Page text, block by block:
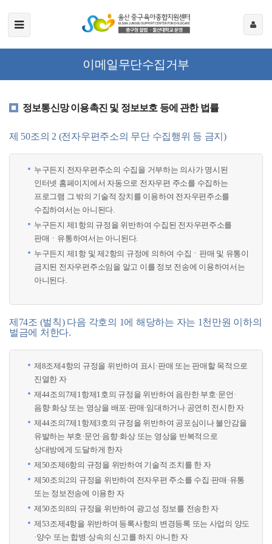
이메일무단수집거부
정보통신망 이용촉진 및 정보보호 등에 관한 법률
제 50조의 2 (전자우편주소의 무단 수집행위 등 금지)
누구든지 전자우편주소의 수집을 거부하는 의사가 명시된
인터넷 홈페이지에서 자동으로 전자우편 주소를 수집하는
프로그램 그 밖의 기술적 장치를 이용하여 전자우편주소를
수집하여서는 아니된다.
누구든지 제1항의 규정을 위반하여 수집된 전자우편주소를
판매ㆍ유통하여서는 아니된다.
누구든지 제1항 및 제2항의 규정에 의하여 수집ㆍ판매 및 유통이
금지된 전자우편주소임을 알고 이를 정보 전송에 이용하여서는
아니된다.
제74조 (벌칙) 다음 각호의 1에 해당하는 자는 1천만원 이하의
벌금에 처한다.
제8조제4항의 규정을 위반하여 표시·판매 또는 판매할 목적으로
진열한 자
제44조의7제1항제1호의 규정을 위반하여 음란한 부호·문언·
음향·화상 또는 영상을 배포·판매·임대하거나 공연히 전시한 자
제44조의7제1항제3호의 규정을 위반하여 공포심이나 불안감을
유발하는 부호·문언·음향·화상 또는 영상을 반복적으로
상대방에게 도달하게 한자
제50조제6항의 규정을 위반하여 기술적 조치를 한 자
제50조의2의 규정을 위반하여 전자우편 주소를 수집·판매·유통
또는 정보전송에 이용한 자
제50조의8의 규정을 위반하여 광고성 정보를 전송한 자
제53조제4항을 위반하여 등록사항의 변경등록 또는 사업의 양도
·양수 또는 합병·상속의 신고를 하지 아니한 자